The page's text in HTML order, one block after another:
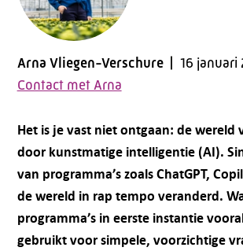
Arna Vliegen-Verschure
16 januari
Contact met Arna
Het is je vast niet ontgaan: de wereld
door kunstmatige intelligentie (AI).
van programma’s zoals ChatGPT,
de wereld in rap tempo veranderd.
programma’s in eerste instantie
gebruikt voor simpele, voorzichtige